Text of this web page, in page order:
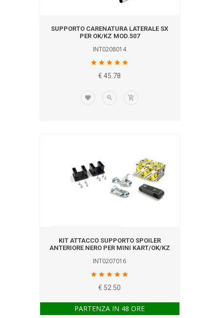
SUPPORTO CARENATURA LATERALE SX
PER OK/KZ MOD.507
INT0208014
€ 45.78
KIT ATTACCO SUPPORTO SPOILER
ANTERIORE NERO PER MINI KART/OK/KZ
INT0207016
€ 52.50
PARTENZA IN 48 ORE